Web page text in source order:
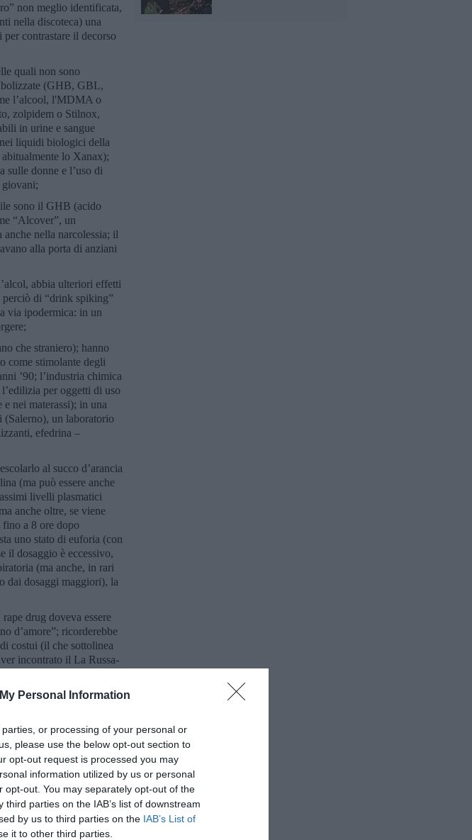
Personal Information
or processing of your personal or
please use the below opt-out section to
opt-out request is processed you may
information utilized by us or personal
out. You may separately opt-out of the
parties on the IAB’s list of downstream
by us to third parties on the IAB’s List of
it to other third parties.
non meglio identificata,
nella discoteca) una
contrastare il decorso
quali non sono
(GHB, GBL,
l’alcool, l'MDMA o
zolpidem o Stilnox,
in urine e sangue
liquidi biologici della
lo Xanax);
sulle donne e l’uso di
giovani;
sono il GHB (acido
“Alcover”, un
anche nella narcolessia; il
alla porta di anziani
abbia ulteriori effetti
perciò di “drink spiking”
via ipodermica: in un
che straniero); hanno
come stimolante degli
’90; l’industria chimica
per oggetti di uso
nei materassi); in una
(Salerno), un laboratorio
efedrina –
al succo d’arancia
(ma può essere anche
livelli plasmatici
anche oltre, se viene
fino a 8 ore dopo
uno stato di euforia (con
il dosaggio è eccessivo,
(ma anche, in rari
dai dosaggi maggiori), la
drug doveva essere
d’amore”; ricorderebbe
costui (il che sottolinea
incontrato il La Russa-
Russa, con fatica
ospedaliero;
vittima inerme, in stato
come se fosse una
della “triade
fascista”.
attraverso la “The
in cui (R) indica il valore